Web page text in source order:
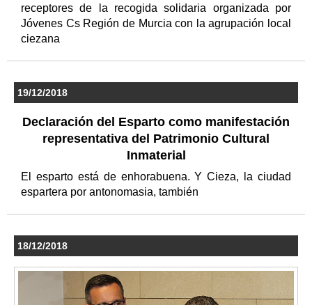
receptores de la recogida solidaria organizada por
Jóvenes Cs Región de Murcia con la agrupación local
ciezana
19/12/2018
Declaración del Esparto como manifestación
representativa del Patrimonio Cultural
Inmaterial
El esparto está de enhorabuena. Y Cieza, la ciudad
espartera por antonomasia, también
18/12/2018